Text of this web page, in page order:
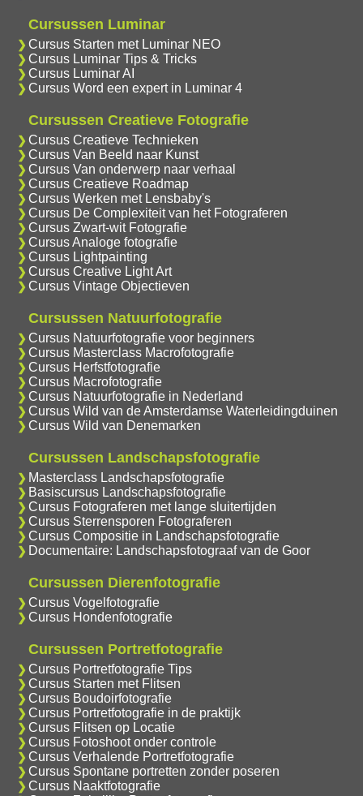
Cursussen Luminar
Cursus Starten met Luminar NEO
Cursus Luminar Tips & Tricks
Cursus Luminar AI
Cursus Word een expert in Luminar 4
Cursussen Creatieve Fotografie
Cursus Creatieve Technieken
Cursus Van Beeld naar Kunst
Cursus Van onderwerp naar verhaal
Cursus Creatieve Roadmap
Cursus Werken met Lensbaby's
Cursus De Complexiteit van het Fotograferen
Cursus Zwart-wit Fotografie
Cursus Analoge fotografie
Cursus Lightpainting
Cursus Creative Light Art
Cursus Vintage Objectieven
Cursussen Natuurfotografie
Cursus Natuurfotografie voor beginners
Cursus Masterclass Macrofotografie
Cursus Herfstfotografie
Cursus Macrofotografie
Cursus Natuurfotografie in Nederland
Cursus Wild van de Amsterdamse Waterleidingduinen
Cursus Wild van Denemarken
Cursussen Landschapsfotografie
Masterclass Landschapsfotografie
Basiscursus Landschapsfotografie
Cursus Fotograferen met lange sluitertijden
Cursus Sterrensporen Fotograferen
Cursus Compositie in Landschapsfotografie
Documentaire: Landschapsfotograaf van de Goor
Cursussen Dierenfotografie
Cursus Vogelfotografie
Cursus Hondenfotografie
Cursussen Portretfotografie
Cursus Portretfotografie Tips
Cursus Starten met Flitsen
Cursus Boudoirfotografie
Cursus Portretfotografie in de praktijk
Cursus Flitsen op Locatie
Cursus Fotoshoot onder controle
Cursus Verhalende Portretfotografie
Cursus Spontane portretten zonder poseren
Cursus Naaktfotografie